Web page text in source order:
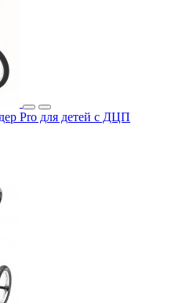
Pro для детей с ДЦП